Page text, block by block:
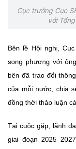
Cục trưởng Cục
với
Bên lề Hội nghị,
song phương với
bên đã trao đổi
của mỗi nước, chia
đồng thời thảo luận
Tại cuộc gặp, lãnh
giai đoạn